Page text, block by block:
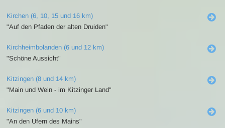
Kirchen (6, 10, 15 und 16 km)
"Auf den Pfaden der alten Druiden"
Kirchheimbolanden (6 und 12 km)
"Schöne Aussicht"
Kitzingen (8 und 14 km)
"Main und Wein - im Kitzinger Land"
Kitzingen (6 und 10 km)
"An den Ufern des Mains"